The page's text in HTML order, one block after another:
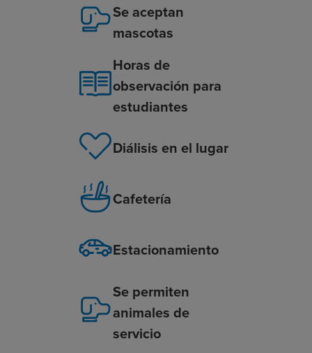
Se aceptan
mascotas
Horas de
observación para
estudiantes
Diálisis en el lugar
Cafetería
Estacionamiento
Se permiten
animales de
servicio